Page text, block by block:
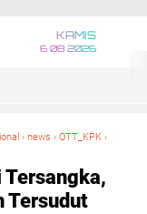
KAMIS
6 08 2026
› news › OTT_KPK ›
Tersangka,
Tersudut